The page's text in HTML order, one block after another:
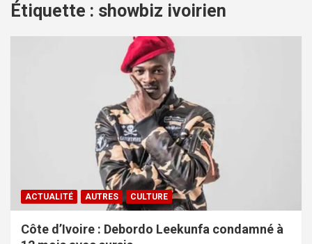
Étiquette : showbiz ivoirien
ACTUALITÉ AUTRES CULTURE
Côte d’Ivoire : Debordo Leekunfa condamné à